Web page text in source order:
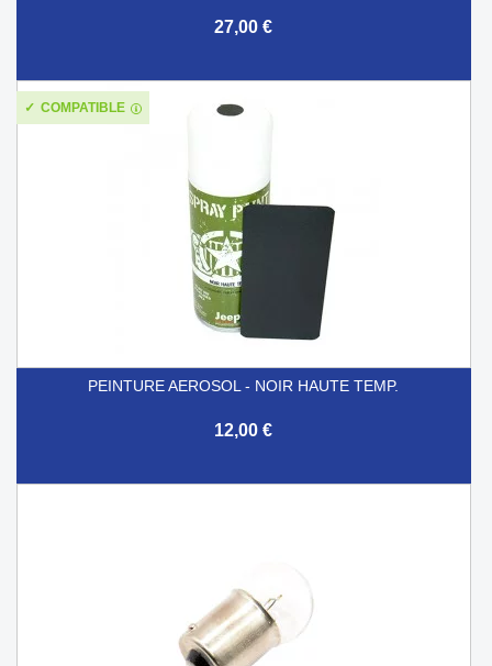
27,00 €
PEINTURE AEROSOL - NOIR HAUTE TEMP.
12,00 €
COMPATIBLE